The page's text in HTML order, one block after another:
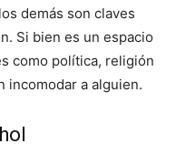
demás son claves
Si bien es un espacio
como política, religión
incomodar a alguien.